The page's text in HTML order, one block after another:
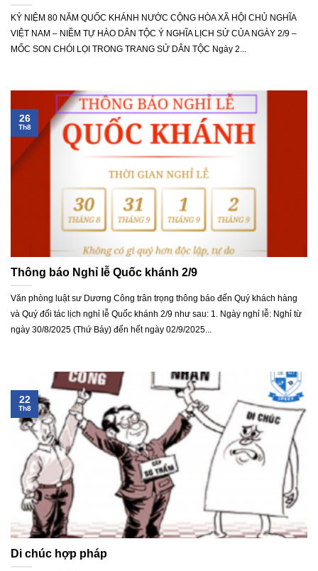
KỶ NIỆM 80 NĂM QUỐC KHÁNH NƯỚC CỘNG HÒA XÃ HỘI CHỦ NGHĨA
VIỆT NAM – NIỀM TỰ HÀO DÂN TỘC Ý NGHĨA LỊCH SỬ CỦA NGÀY 2/9 –
MỐC SON CHÓI LỌI TRONG TRANG SỬ DÂN TỘC Ngày 2...
Thông báo Nghỉ lễ Quốc khánh 2/9
Văn phòng luật sư Dương Công trân trọng thông báo đến Quý khách hàng
và Quý đối tác lịch nghỉ lễ Quốc khánh 2/9 như sau: 1. Ngày nghỉ lễ: Nghỉ từ
ngày 30/8/2025 (Thứ Bảy) đến hết ngày 02/9/2025...
26
Th8
Di chúc hợp pháp
22
Th8